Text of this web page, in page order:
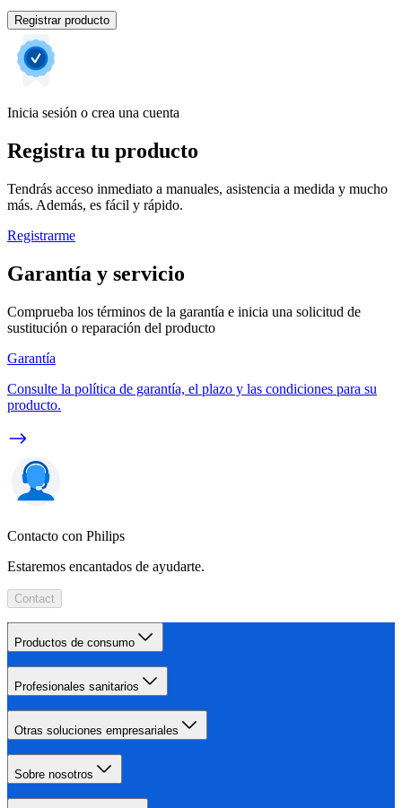
Registrar producto
Inicia sesión o crea una cuenta
Registra tu producto
Tendrás acceso inmediato a manuales, asistencia a medida y mucho
más. Además, es fácil y rápido.
Registrarme
Garantía y servicio
Comprueba los términos de la garantía e inicia una solicitud de
sustitución o reparación del producto
Garantía
Consulte la política de garantía, el plazo y las condiciones para su
producto.
Contacto con Philips
Estaremos encantados de ayudarte.
Contact
Productos de consumo
Profesionales sanitarios
Otras soluciones empresariales
Sobre nosotros